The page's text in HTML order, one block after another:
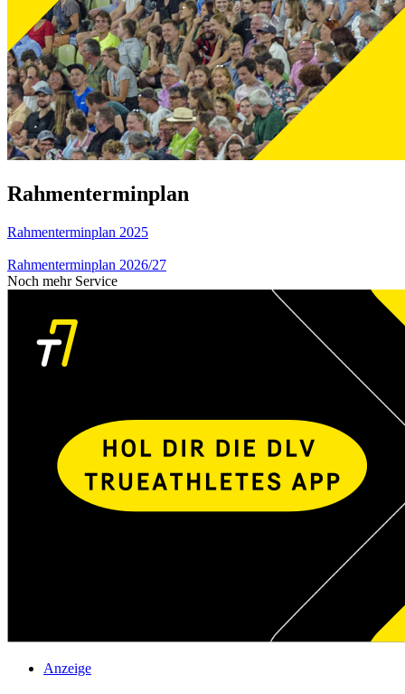
Rahmenterminplan
Rahmenterminplan 2025
Rahmenterminplan 2026/27
Noch mehr Service
Anzeige